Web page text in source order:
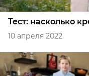
Тест: насколько
10 апреля 2022